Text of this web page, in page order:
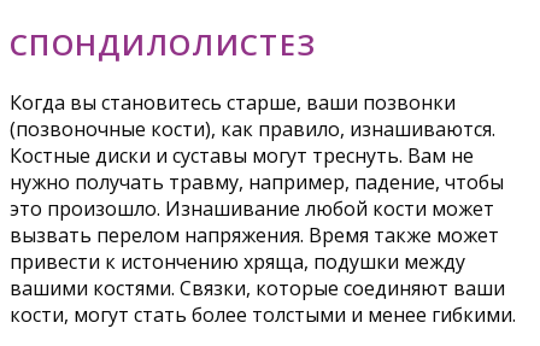
СПОНДИЛОЛИСТЕЗ
Когда вы становитесь старше, ваши позвонки
(позвоночные кости), как правило, изнашиваются.
Костные диски и суставы могут треснуть. Вам не
нужно получать травму, например, падение, чтобы
это произошло. Изнашивание любой кости может
вызвать перелом напряжения. Время также может
привести к истончению хряща, подушки между
вашими костями. Связки, которые соединяют ваши
кости, могут стать более толстыми и менее гибкими.